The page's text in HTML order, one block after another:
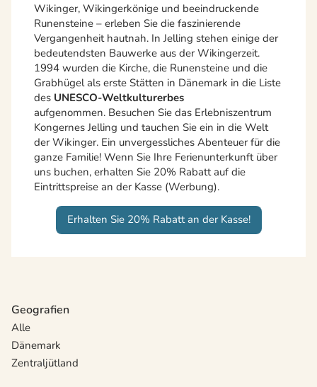
Geografien
Alle
Dänemark
Zentraljütland
Wikinger, Wikingerkönige und beeindruckende
Runensteine – erleben Sie die faszinierende
Vergangenheit hautnah. In Jelling stehen einige der
bedeutendsten Bauwerke aus der Wikingerzeit.
1994 wurden die Kirche, die Runensteine und die
Grabhügel als erste Stätten in Dänemark in die Liste
des UNESCO-Weltkulturerbes
aufgenommen. Besuchen Sie das Erlebniszentrum
Kongernes Jelling und tauchen Sie ein in die Welt
der Wikinger. Ein unvergessliches Abenteuer für die
ganze Familie! Wenn Sie Ihre Ferienunterkunft über
uns buchen, erhalten Sie 20% Rabatt auf die
Eintrittspreise an der Kasse (Werbung).
Erhalten Sie 20% Rabatt an der Kasse!